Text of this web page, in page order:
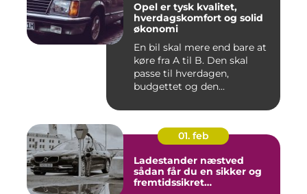
Opel er tysk kvalitet,
hverdagskomfort og solid
økonomi
En bil skal mere end bare at
køre fra A til B. Den skal
passe til hverdagen,
budgettet og den...
01. feb
Ladestander næstved
sådan får du en sikker og
fremtidssikret